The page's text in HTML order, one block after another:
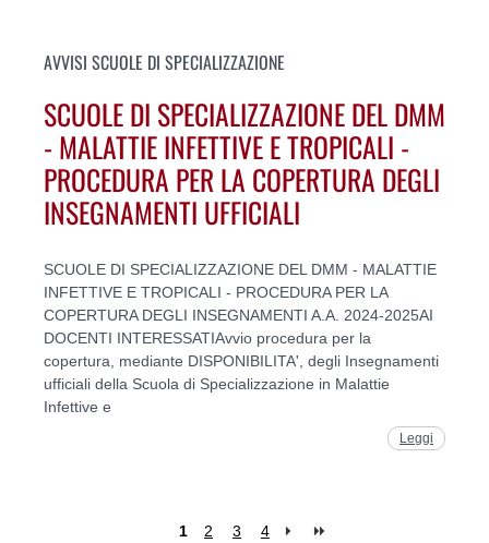
AVVISI SCUOLE DI SPECIALIZZAZIONE
SCUOLE DI SPECIALIZZAZIONE DEL DMM
- MALATTIE INFETTIVE E TROPICALI -
PROCEDURA PER LA COPERTURA DEGLI
INSEGNAMENTI UFFICIALI
SCUOLE DI SPECIALIZZAZIONE DEL DMM - MALATTIE
INFETTIVE E TROPICALI - PROCEDURA PER LA
COPERTURA DEGLI INSEGNAMENTI A.A. 2024-2025AI
DOCENTI INTERESSATIAvvio procedura per la
copertura, mediante DISPONIBILITA', degli Insegnamenti
ufficiali della Scuola di Specializzazione in Malattie
Infettive e
Leggi
1 2 3 4